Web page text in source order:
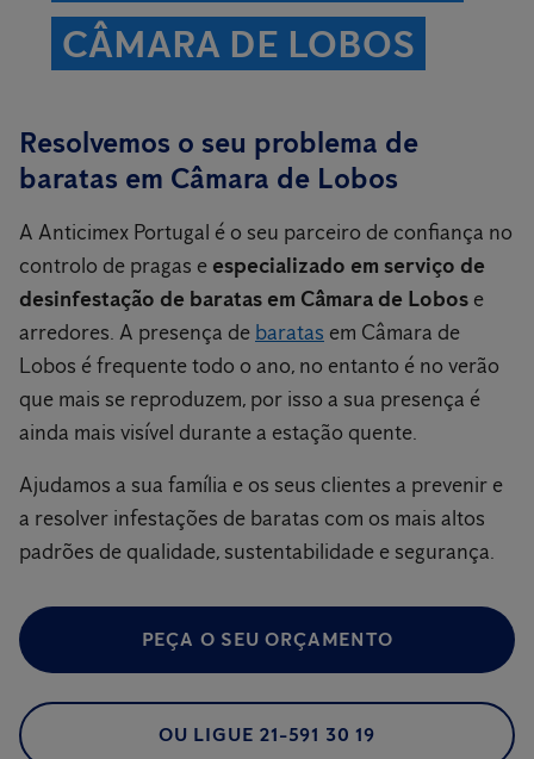
CÂMARA DE LOBOS
Resolvemos o seu problema de
baratas em Câmara de Lobos
A Anticimex Portugal é o seu parceiro de confiança no
controlo de pragas e especializado em serviço de
desinfestação de baratas em Câmara de Lobos e
arredores. A presença de baratas em Câmara de
Lobos é frequente todo o ano, no entanto é no verão
que mais se reproduzem, por isso a sua presença é
ainda mais visível durante a estação quente.
Ajudamos a sua família e os seus clientes a prevenir e
a resolver infestações de baratas com os mais altos
padrões de qualidade, sustentabilidade e segurança.
PEÇA O SEU ORÇAMENTO
OU LIGUE 21-591 30 19